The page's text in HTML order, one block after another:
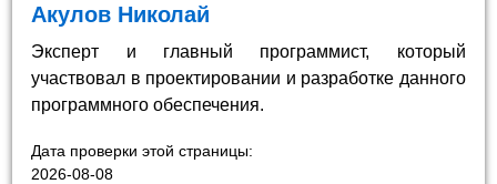
Акулов Николай
Эксперт и главный программист, который
участвовал в проектировании и разработке данного
программного обеспечения.
Дата проверки этой страницы:
2026-08-08